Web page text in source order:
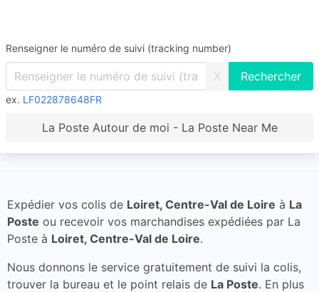
Renseigner le numéro de suivi (tracking number)
X
ex. LF022878648FR
La Poste Autour de moi - La Poste Near Me
Expédier vos colis de Loiret, Centre-Val de Loire à La
Poste ou recevoir vos marchandises expédiées par La
Poste à Loiret, Centre-Val de Loire.
Nous donnons le service gratuitement de suivi la colis,
trouver la bureau et le point relais de La Poste. En plus